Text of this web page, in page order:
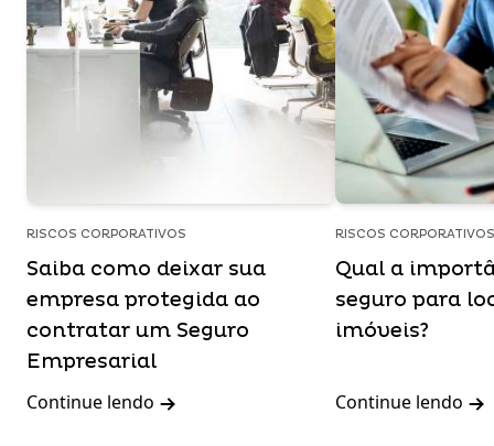
RISCOS CORPORATIVOS
Saiba como deixar sua
empresa protegida ao
contratar um Seguro
Empresarial
Continue lendo
RISCOS CORPORATIVOS
Qual a
seguro para
imóveis?
Continue lendo